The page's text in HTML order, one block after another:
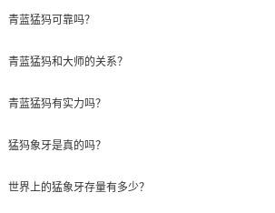
青蓝猛犸可靠吗？
青蓝猛犸和大师的关系？
青蓝猛犸有实力吗？
猛犸象牙是真的吗？
世界上的猛象牙存量有多少？